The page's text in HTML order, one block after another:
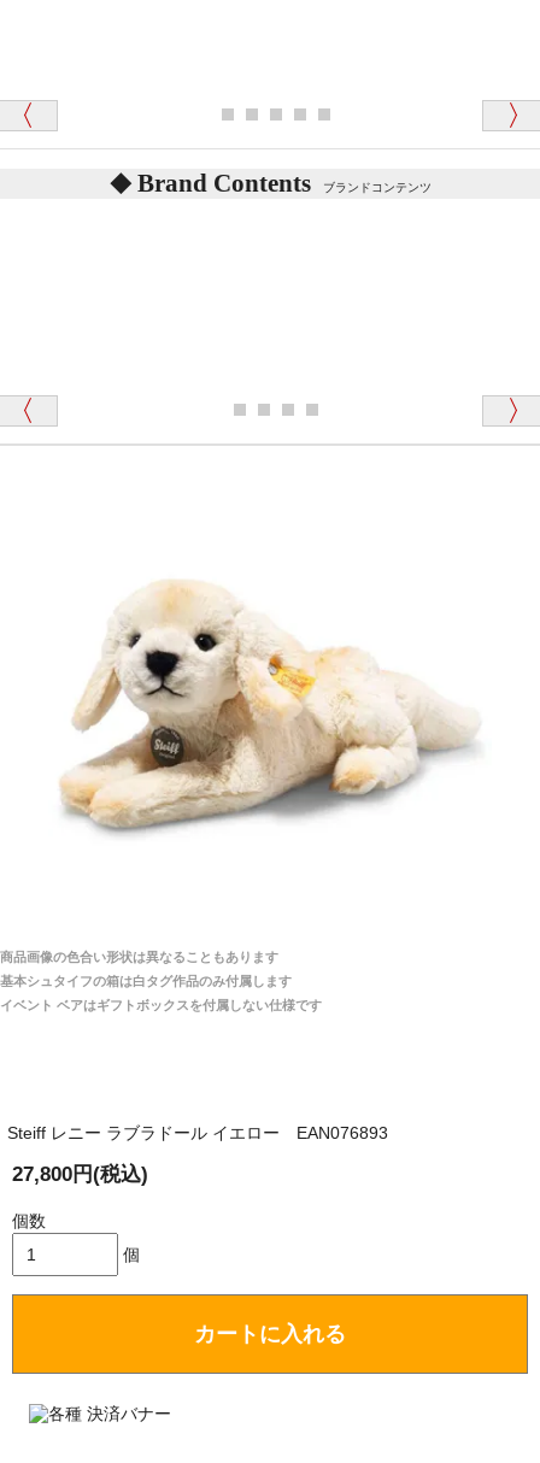
体をねかせたりおこしたりすると「グーグー」と鳴く
記載しておりますので、ぜひ探してみてください。
ディベアがいます。
「スクエーカー内蔵」と記載しておりますので、ぜひ
探してみてください。
当店はネット販売ですので実物をお見せすることが
できません。
海外からのお取り寄せと言うことですが、商品はきち
んと届きますか？
ご安心ください！商品は確実にお届けします。
商品は直接海外から届くのですか。受取の際、関税な
関税はすべて当店にて処理しますのでお客様のご負担
は一切ありません。
国内で一度検品をしますので、決済確認後、２～４
週間でのお届けとなります。
（稀に、通関手続き等に時間がかかり、納期が遅れる
ます。）
注文のキャンセルは可能ですか？
お取り寄せ商品となっておりますため、仕入先へ発
「商品説明が細やかで丁寧であったことです」
「前に買ったことがあったお店でしたので」
千葉県 U・Y 様 （女性）
「ChatGPTを利用したところ「くまの小屋」さ
んを紹介され…」
埼玉県 S・W 様
「送られる際にメールなどで届けて頂きとても
安心感がありました」
大阪府 Y・W 様 （男性）
「取り扱っているNetショップで一番信用出来
兵庫県 A・K 様 （女性）
「ベアちゃんの紹介分が丁寧に書かれていたこ
き、対応に誠実さを感じました」
Brand Contents ブランドコンテンツ
商品画像の色合い形状は異なることもあります
基本シュタイフの箱は白タグ作品のみ付属します
イベント ベアはギフトボックスを付属しない仕様です
Steiff レニー ラブラドール イエロー EAN076893
27,800円(税込)
個数
個
カートに入れる